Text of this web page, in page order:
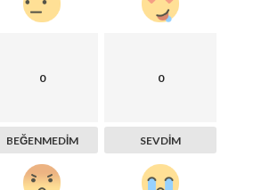
0
BEĞENMEDIM
0
SEVDIM